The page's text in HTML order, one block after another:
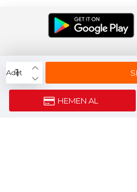
Adet
HEMEN AL
Webticaretim